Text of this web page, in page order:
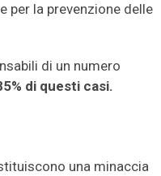
per la prevenzione delle
di un numero
di questi casi.
una minaccia